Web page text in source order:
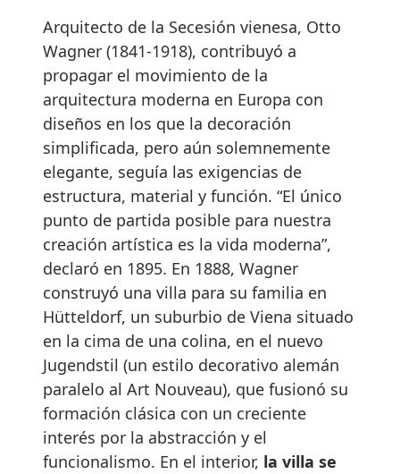
Arquitecto de la Secesión vienesa, Otto
Wagner (1841-1918), contribuyó a
propagar el movimiento de la
arquitectura moderna en Europa con
diseños en los que la decoración
simplificada, pero aún solemnemente
elegante, seguía las exigencias de
estructura, material y función. “El único
punto de partida posible para nuestra
creación artística es la vida moderna”,
declaró en 1895. En 1888, Wagner
construyó una villa para su familia en
Hütteldorf, un suburbio de Viena situado
en la cima de una colina, en el nuevo
Jugendstil (un estilo decorativo alemán
paralelo al Art Nouveau), que fusionó su
formación clásica con un creciente
interés por la abstracción y el
funcionalismo. En el interior, la villa se